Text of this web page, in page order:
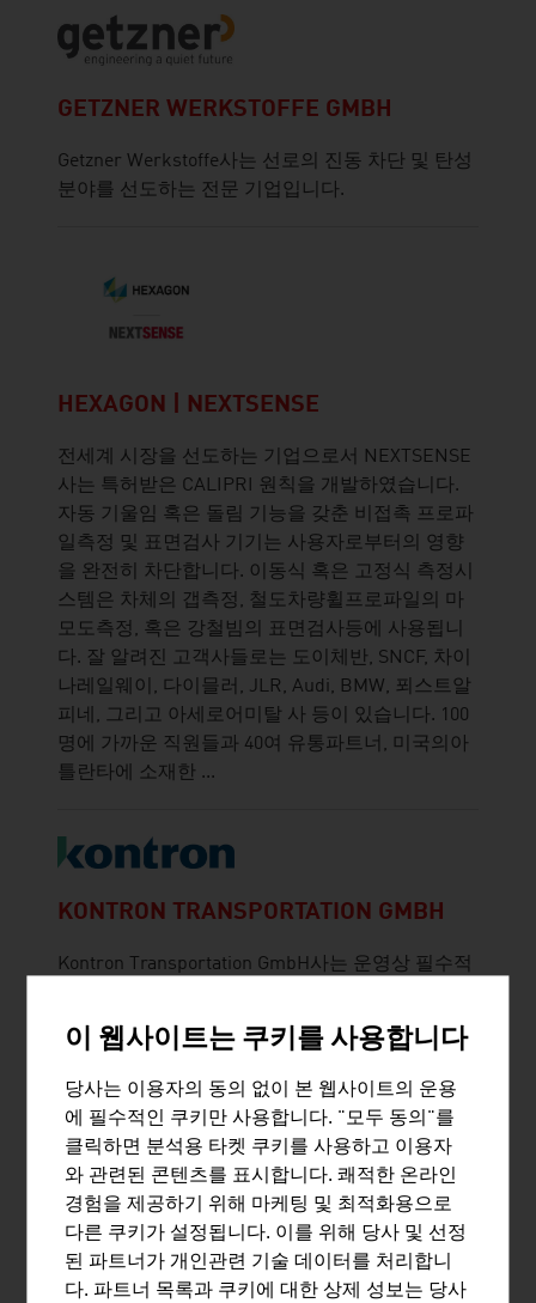
GETZNER WERKSTOFFE GMBH
Getzner Werkstoffe사는 선로의 진동 차단 및 탄성
분야를 선도하는 전문 기업입니다.
HEXAGON | NEXTSENSE
전세계 시장을 선도하는 기업으로서 NEXTSENSE
사는 특허받은 CALIPRI 원칙을 개발하였습니다.
자동 기울임 혹은 돌림 기능을 갖춘 비접촉 프로파
일측정 및 표면검사 기기는 사용자로부터의 영향
을 완전히 차단합니다. 이동식 혹은 고정식 측정시
스템은 차체의 갭측정, 철도차량휠프로파일의 마
모도측정, 혹은 강철빔의 표면검사등에 사용됩니
다. 잘 알려진 고객사들로는 도이체반, SNCF, 차이
나레일웨이, 다이믈러, JLR, Audi, BMW, 푀스트알
피네, 그리고 아세로어미탈 사 등이 있습니다. 100
명에 가까운 직원들과 40여 유통파트너, 미국의아
틀란타에 소재한 ...
KONTRON TRANSPORTATION GMBH
Kontron Transportation GmbH사는 운영상 필수적
공하는 선도적인 글로벌 기업입니다.
POWERLINES GROUP GMBH
Powerlines사는 철도 인프라 전기화 분야의 선도
적인 공급사이자 에너지 전송 인프라 구축의 신뢰
할 수 있는 파트너입니다.
이 웹사이트는 쿠키를 사용합니다
당사는 이용자의 동의 없이 본 웹사이트의 운용
에 필수적인 쿠키만 사용합니다. "모두 동의"를
클릭하면 분석용 타켓 쿠키를 사용하고 이용자
와 관련된 콘텐츠를 표시합니다. 쾌적한 온라인
경험을 제공하기 위해 마케팅 및 최적화용으로
다른 쿠키가 설정됩니다. 이를 위해 당사 및 선정
된 파트너가 개인관련 기술 데이터를 처리합니
다. 파트너 목록과 쿠키에 대한 상제 성보는 당사